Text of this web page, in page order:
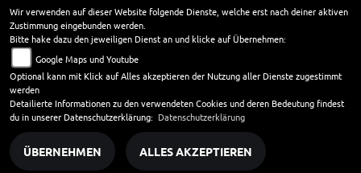
Dienstag:
08:30 - 18:00
Mittwoch:
08:30 - 18:00
Donnerstag:
08:30 - 18:00
Freitag:
08:30 - 18:00
Samstag:
08:30 - 13:00
Sonntag:
geschlossen
Wir verwenden auf dieser Website folgende Dienste, welche erst nach deiner aktiven
Zustimmung eingebunden werden.
Bitte hake dazu den jeweiligen Dienst an und klicke auf Übernehmen:
Google Maps und Youtube
Optional kann mit Klick auf Alles akzeptieren der Nutzung aller Dienste zugestimmt
werden
Detailierte Informationen zu den verwendeten Cookies und deren Bedeutung findest
du in unserer Datenschutzerklärung: Datenschutzerklärung
ÜBERNEHMEN ALLES AKZEPTIEREN